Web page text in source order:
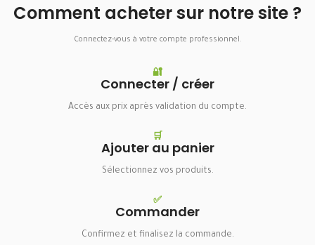
Comment acheter sur notre site ?
Connectez-vous à votre compte professionnel.
🔐
Connecter / créer
Accès aux prix après validation du compte.
🛒
Ajouter au panier
Sélectionnez vos produits.
✅
Commander
Confirmez et finalisez la commande.